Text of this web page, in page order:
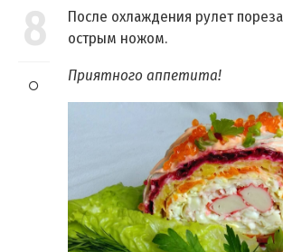
8
После охлаждения рулет
острым ножом.
Приятного аппетита!